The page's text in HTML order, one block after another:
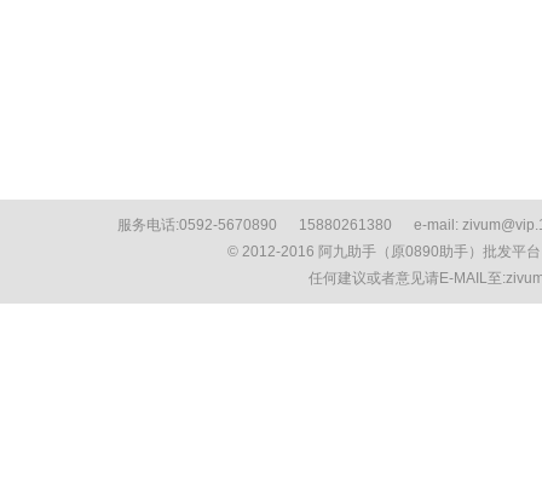
服务电话:0592-5670890 15880261380 e-mail:
© 2012-2016 阿九助手（原0890助手）批发平
任何建议或者意见请E-MAIL至